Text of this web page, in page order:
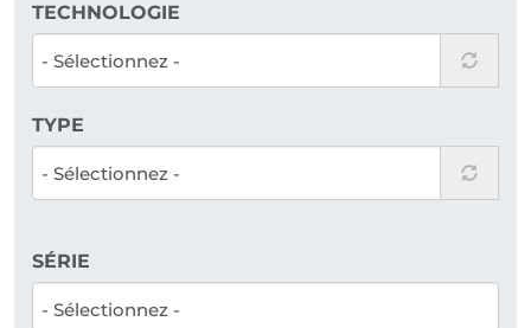
TECHNOLOGIE
TYPE
SÉRIE